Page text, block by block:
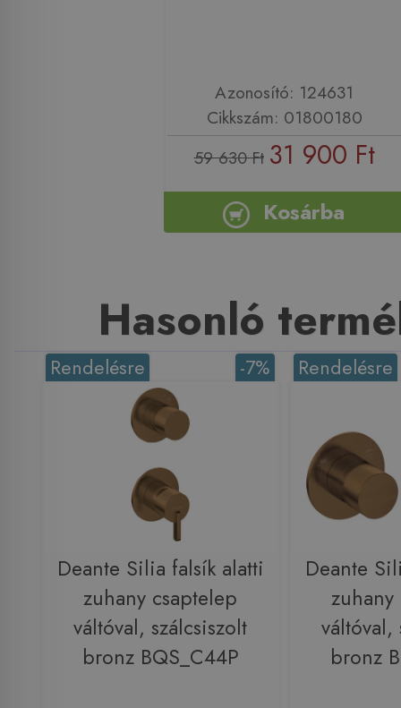
Azonosító: 124631
Cikkszám: 01800180
59 630 Ft 31 900 Ft
Kosárba
Hasonló
-7%
Rendelésre
Deante Silia falsík alatti
zuhany csaptelep
váltóval, szálcsiszolt
bronz BQS_C44P
Rendelésre
Deante
váltóval,
bronz